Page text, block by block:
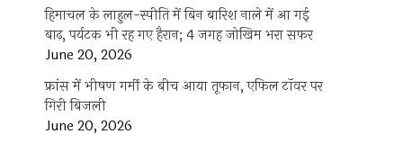
हिमाचल के लाहुल-स्पीति में बिन बारिश नाले में आ गई
बाढ़, पर्यटक भी रह गए हैरान; 4 जगह जोखिम भरा सफर
June 20, 2026
फ्रांस में भीषण गर्मी के बीच आया तूफान, एफिल टॉवर पर
गिरी बिजली
June 20, 2026